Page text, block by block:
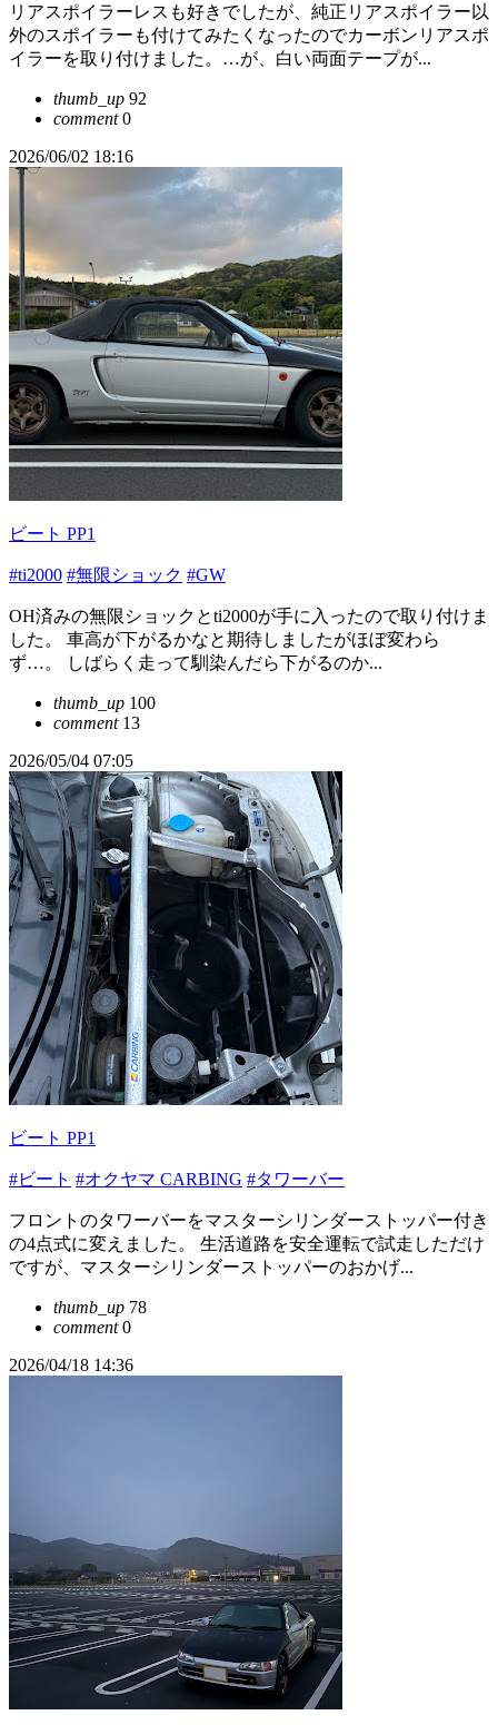
リアスポイラーレスも好きでしたが、純正リアスポイラー以
外のスポイラーも付けてみたくなったのでカーボンリアスポ
イラーを取り付けました。…が、白い両面テープが...
thumb_up 92
comment0
2026/06/02 18:16
ビート PP1
#ti2000 #無限ショック #GW
OH済みの無限ショックとti2000が手に入ったので取り付けま
した。 車高が下がるかなと期待しましたがほぼ変わら
ず…。 しばらく走って馴染んだら下がるのか...
thumb_up 100
comment13
2026/05/04 07:05
ビート PP1
#ビート #オクヤマ CARBING #タワーバー
フロントのタワーバーをマスターシリンダーストッパー付き
の4点式に変えました。 生活道路を安全運転で試走しただけ
ですが、マスターシリンダーストッパーのおかげ...
thumb_up 78
comment0
2026/04/18 14:36